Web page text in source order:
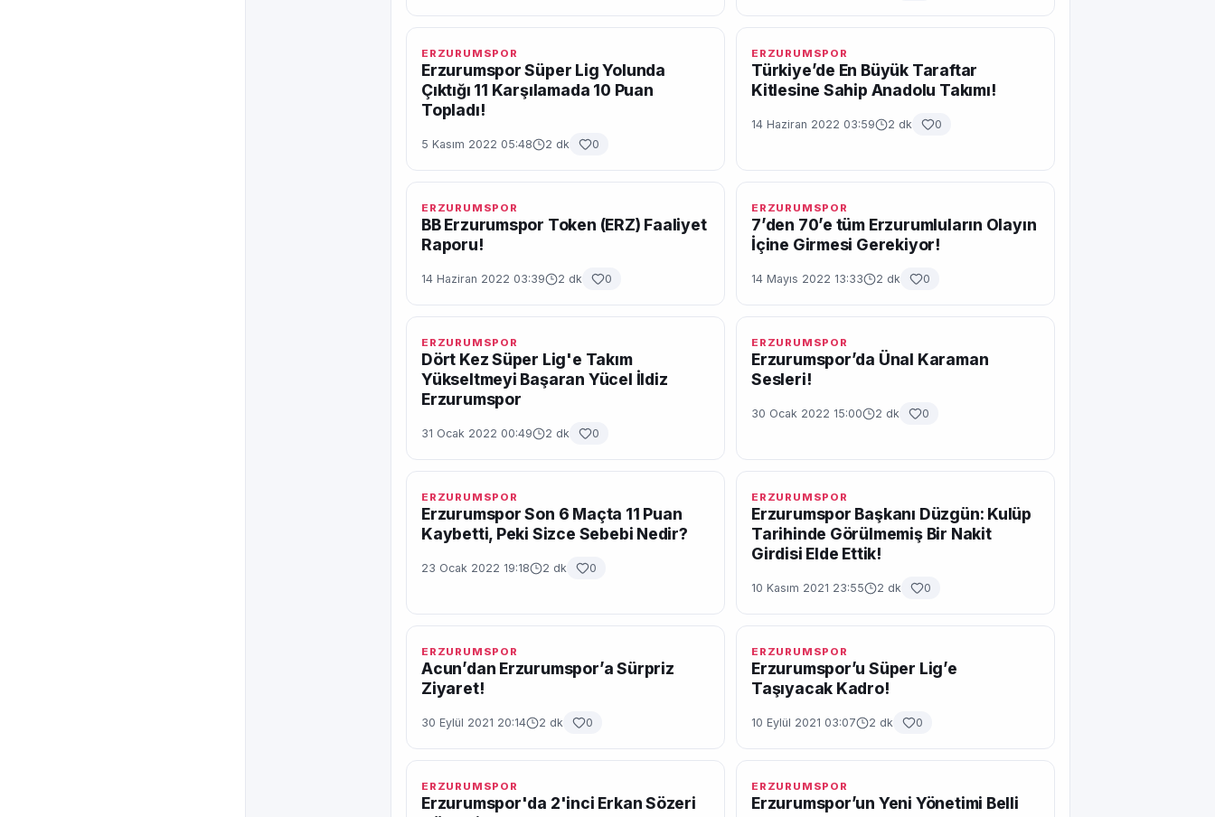
ERZURUMSPOR
Erzurumspor Süper Lig Yolunda
Çıktığı 11 Karşılamada 10 Puan
Topladı!
5 Kasım 2022 05:48 2 dk 0
ERZURUMSPOR
Türkiye’de En Büyük Taraftar
Kitlesine Sahip Anadolu Takımı!
14 Haziran 2022 03:59 2 dk 0
ERZURUMSPOR
BB Erzurumspor Token (ERZ) Faaliyet
Raporu!
14 Haziran 2022 03:39 2 dk 0
ERZURUMSPOR
7’den 70’e tüm Erzurumluların Olayın
İçine Girmesi Gerekiyor!
14 Mayıs 2022 13:33 2 dk 0
ERZURUMSPOR
Dört Kez Süper Lig'e Takım
Yükseltmeyi Başaran Yücel İldiz
Erzurumspor
31 Ocak 2022 00:49 2 dk 0
ERZURUMSPOR
Erzurumspor’da Ünal Karaman
Sesleri!
30 Ocak 2022 15:00 2 dk 0
ERZURUMSPOR
Erzurumspor Son 6 Maçta 11 Puan
Kaybetti, Peki Sizce Sebebi Nedir?
23 Ocak 2022 19:18 2 dk 0
ERZURUMSPOR
Erzurumspor Başkanı Düzgün: Kulüp
Tarihinde Görülmemiş Bir Nakit
Girdisi Elde Ettik!
10 Kasım 2021 23:55 2 dk 0
ERZURUMSPOR
Acun’dan Erzurumspor’a Sürpriz
Ziyaret!
30 Eylül 2021 20:14 2 dk 0
ERZURUMSPOR
Erzurumspor’u Süper Lig’e
Taşıyacak Kadro!
10 Eylül 2021 03:07 2 dk 0
ERZURUMSPOR
Erzurumspor'da 2'inci Erkan Sözeri
ERZURUMSPOR
Erzurumspor’un Yeni Yönetimi Belli